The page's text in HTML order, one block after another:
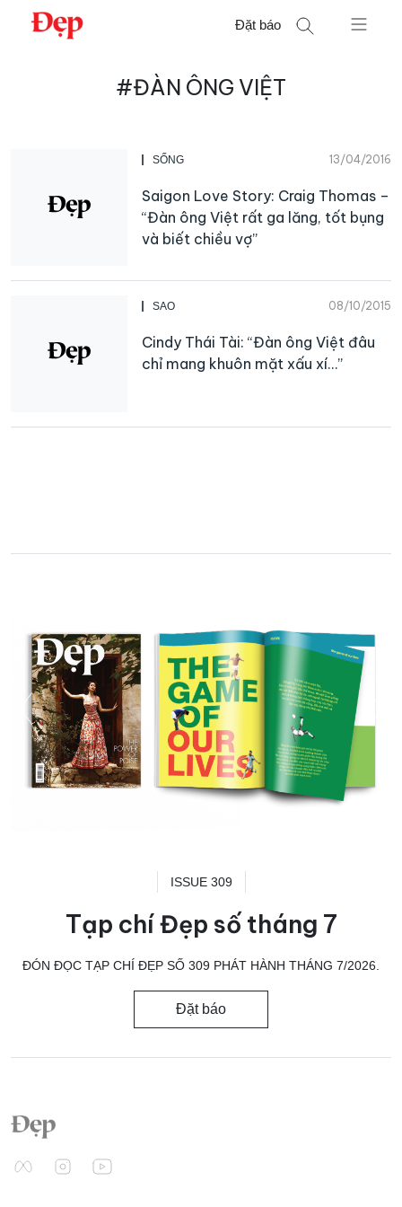
Chuyển
Đặt báo
#ĐÀN ÔNG VIỆT
SỐNG 13/04/2016
Saigon Love Story: Craig Thomas –
“Đàn ông Việt rất ga lăng, tốt bụng
và biết chiều vợ”
SAO 08/10/2015
Cindy Thái Tài: “Đàn ông Việt đâu
chỉ mang khuôn mặt xấu xí…”
ISSUE 309
Tạp chí Đẹp số tháng 7
ĐÓN ĐỌC TẠP CHÍ ĐẸP SỐ 309 PHÁT HÀNH THÁNG 7/2026.
Đặt báo